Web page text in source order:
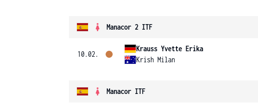
Manacor 2 ITF
10.02.
Krauss Yvette Erika
Krish Milan
Manacor ITF